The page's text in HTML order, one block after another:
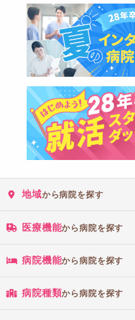
地域から病院を探す
医療機能から病院を探す
病院機能から病院を探す
病院種類から病院を探す